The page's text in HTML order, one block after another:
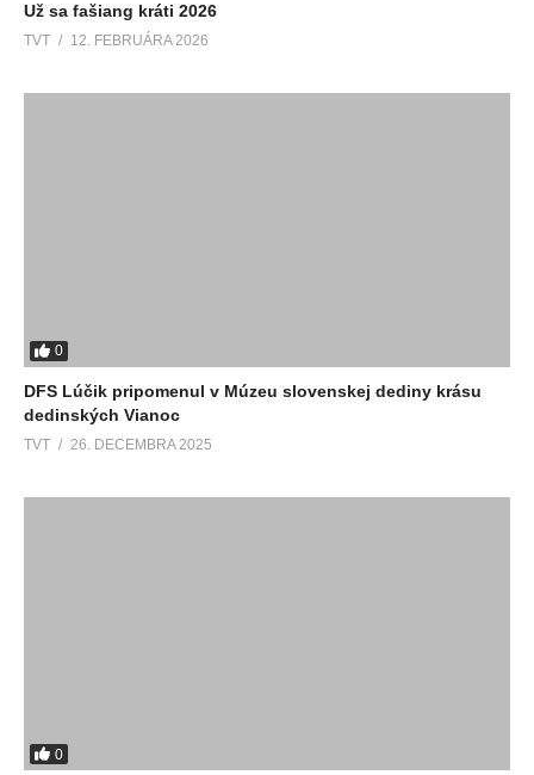
Už sa fašiang kráti 2026
TVT 12. FEBRUÁRA 2026
0
DFS Lúčik pripomenul v Múzeu slovenskej dediny krásu
dedinských Vianoc
TVT 26. DECEMBRA 2025
0